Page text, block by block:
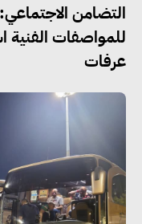
للمواصفات الفنية
عرفات